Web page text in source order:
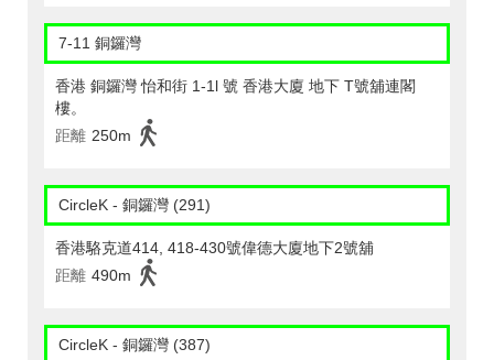
7-11 銅鑼灣
香港 銅鑼灣 怡和街 1-1l 號 香港大廈 地下 T號舖連閣
樓。
距離 250m
CircleK - 銅鑼灣 (291)
香港駱克道414, 418-430號偉德大廈地下2號舖
距離 490m
CircleK - 銅鑼灣 (387)